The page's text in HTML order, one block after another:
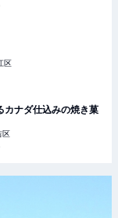
区
ナダ仕込みの焼き菓
区